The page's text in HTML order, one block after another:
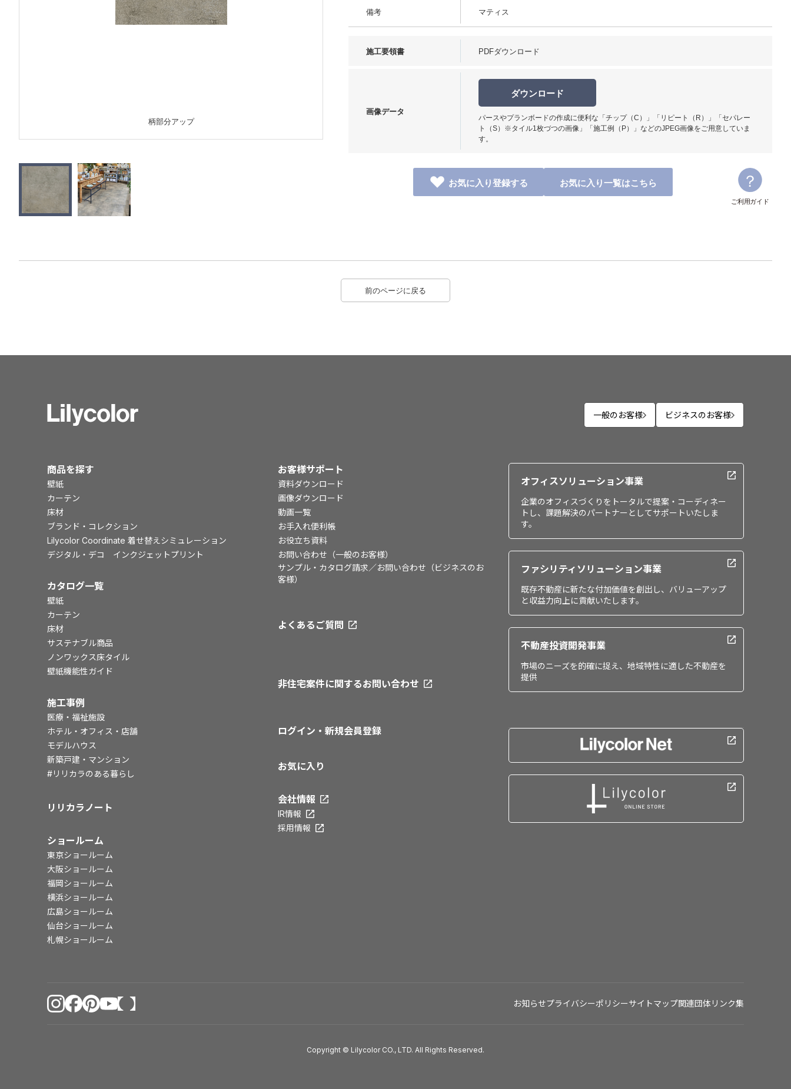
柄部分アップ 使用イメージ
備考 マティス
施工要領書 PDFダウンロード
画像データ
ダウンロード
パースやプランボードの作成に便利な「チップ（C）」「リピート（R）」「セパレー
ト（S）※タイル1枚づつの画像」「施工例（P）」などのJPEG画像をご用意していま
す。
お気に入り一覧はこちら
前のページに戻る
一般のお客様 ビジネスのお客様
商品を探す
壁紙
カーテン
床材
ブランド・コレクション
Lilycolor Coordinate 着せ替えシミュレーション
デジタル・デコ インクジェットプリント
カタログ一覧
壁紙
カーテン
床材
サステナブル商品
ノンワックス床タイル
壁紙機能性ガイド
施工事例
医療・福祉施設
ホテル・オフィス・店舗
モデルハウス
新築戸建・マンション
#リリカラのある暮らし
リリカラノート
ショールーム
東京ショールーム
大阪ショールーム
福岡ショールーム
横浜ショールーム
広島ショールーム
仙台ショールーム
札幌ショールーム
お客様サポート
資料ダウンロード
画像ダウンロード
動画一覧
お手入れ便利帳
お役立ち資料
お問い合わせ（一般のお客様）
サンプル・カタログ請求／お問い合わせ（ビジネスのお
客様）
よくあるご質問
非住宅案件に関するお問い合わせ
ログイン・新規会員登録
お気に入り
会社情報
IR情報
採用情報
オフィスソリューション事業
企業のオフィスづくりをトータルで提案・コーディネー
トし、課題解決のパートナーとしてサポートいたしま
す。
ファシリティソリューション事業
既存不動産に新たな付加価値を創出し、バリューアップ
と収益力向上に貢献いたします。
不動産投資開発事業
市場のニーズを的確に捉え、地域特性に適した不動産を
提供
お知らせプライバシーポリシーサイトマップ関連団体リンク集
Copyright © Lilycolor CO., LTD. All Rights Reserved.